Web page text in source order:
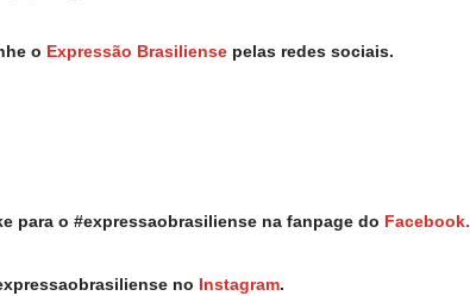
o Expressão Brasiliense pelas redes sociais.
para o #expressaobrasiliense na fanpage do Facebook.
no Instagram.